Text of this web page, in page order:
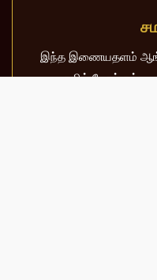
இந்த இணையதளம்
தமிழ் பேசும்